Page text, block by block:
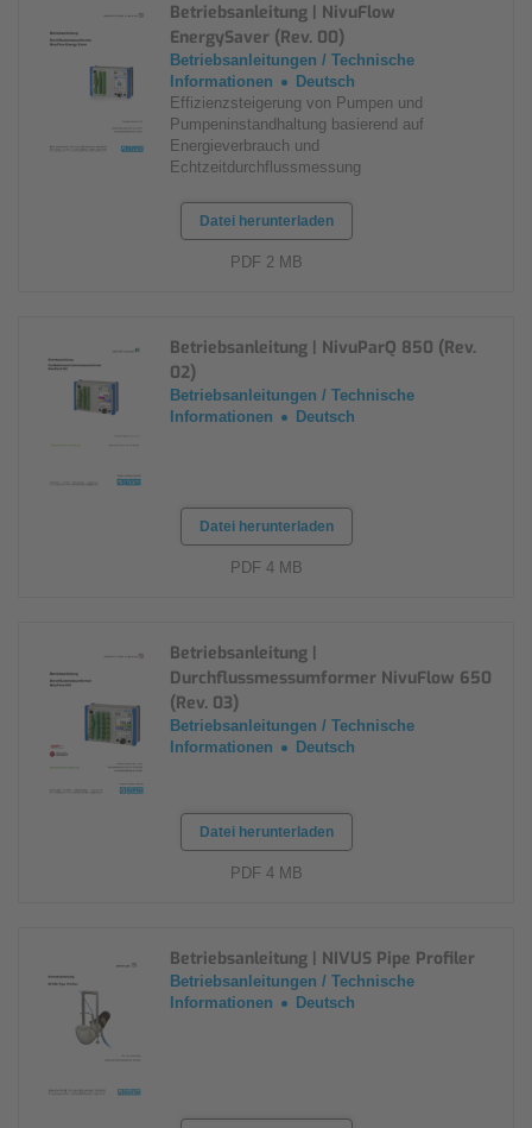
Betriebsanleitung | NivuFlow
EnergySaver (Rev. 00)
Betriebsanleitungen / Technische
Informationen
Deutsch
Effizienzsteigerung von Pumpen und
Pumpeninstandhaltung basierend auf
Energieverbrauch und
Echtzeitdurchflussmessung
Datei herunterladen
PDF 2 MB
Betriebsanleitung | NivuParQ 850 (Rev.
02)
Betriebsanleitungen / Technische
Informationen
Deutsch
Datei herunterladen
PDF 4 MB
Betriebsanleitung |
Durchflussmessumformer NivuFlow 650
(Rev. 03)
Betriebsanleitungen / Technische
Informationen
Deutsch
Datei herunterladen
PDF 4 MB
Betriebsanleitung | NIVUS Pipe Profiler
Betriebsanleitungen / Technische
Informationen
Deutsch